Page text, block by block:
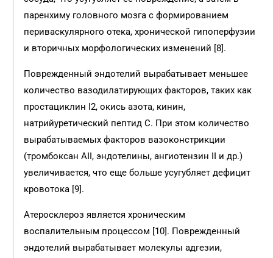
паренхиму головного мозга с формированием
периваскулярного отека, хронической гипоперфузии
и вторичных морфологических изменений [8].
Поврежденный эндотелий вырабатывает меньшее
количество вазодилатирующих факторов, таких как
простациклин I2, окись азота, кинин,
натрийуретический пептид C. При этом количество
вырабатываемых факторов вазоконстрикции
(тромбоксан АII, эндотелины, ангиотензин II и др.)
увеличивается, что еще больше усугубляет дефицит
кровотока [9].
Атеросклероз является хроническим
воспалительным процессом [10]. Поврежденный
эндотелий вырабатывает молекулы адгезии,